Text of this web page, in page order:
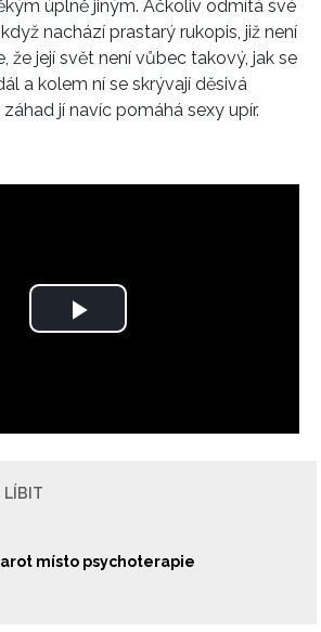
úplně jiným. Ačkoliv odmítá své
nachází prastarý rukopis, již není
že její svět není vůbec takový, jak se
a kolem ní se skrývají děsivá
jí navíc pomáhá sexy upír.
Play
LÍBIT
místo psychoterapie